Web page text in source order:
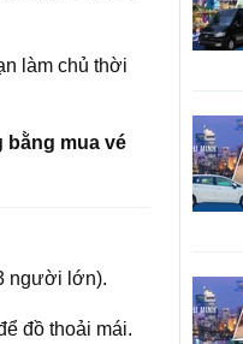
làm chủ thời
bằng mua vé
người lớn).
đồ thoải mái.